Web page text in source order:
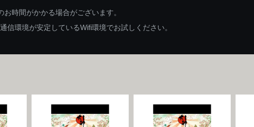
時間がかかる場合がございます。
環境が安定しているWifi環境でお試しください。